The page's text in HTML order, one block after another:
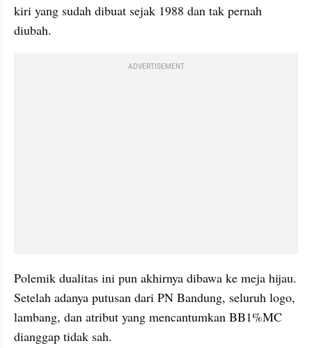
kiri yang sudah dibuat sejak 1988 dan tak pernah
diubah.
ADVERTISEMENT
Polemik dualitas ini pun akhirnya dibawa ke meja hijau.
Setelah adanya putusan dari PN Bandung, seluruh logo,
lambang, dan atribut yang mencantumkan BB1%MC
dianggap tidak sah.